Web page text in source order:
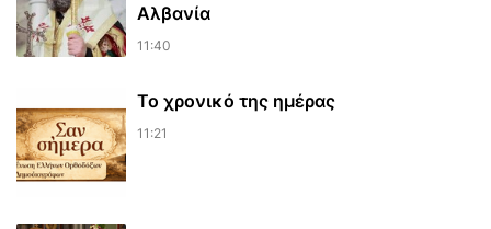
Αλβανία
11:40
Το χρονικό της ημέρας
11:21